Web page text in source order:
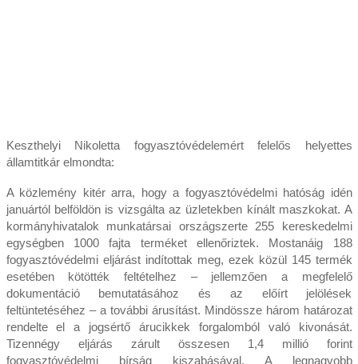
Keszthelyi Nikoletta fogyasztóvédelemért felelős helyettes
államtitkár elmondta:
A közlemény kitér arra, hogy a fogyasztóvédelmi hatóság idén
januártól belföldön is vizsgálta az üzletekben kínált maszkokat. A
kormányhivatalok munkatársai országszerte 255 kereskedelmi
egységben 1000 fajta terméket ellenőriztek. Mostanáig 188
fogyasztóvédelmi eljárást indítottak meg, ezek közül 145 termék
esetében kötötték feltételhez – jellemzően a megfelelő
dokumentáció bemutatásához és az előírt jelölések
feltüntetéséhez – a további árusítást. Mindössze három határozat
rendelte el a jogsértő árucikkek forgalomból való kivonását.
Tizennégy eljárás zárult összesen 1,4 millió forint
fogyasztóvédelmi bírság kiszabásával. A legnagyobb